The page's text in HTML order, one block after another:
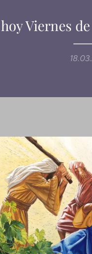
Viernes